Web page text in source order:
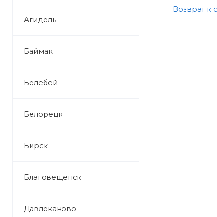
Агидель
Баймак
Белебей
Белорецк
Бирск
Благовещенск
Давлеканово
Возврат к